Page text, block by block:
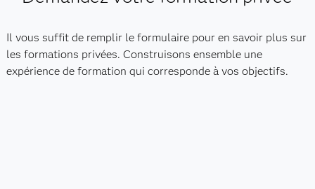
Il vous suffit de remplir le formulaire pour en savoir plus sur
les formations privées. Construisons ensemble une
expérience de formation qui corresponde à vos objectifs.